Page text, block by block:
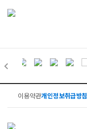
이용약관개인정보취급방침